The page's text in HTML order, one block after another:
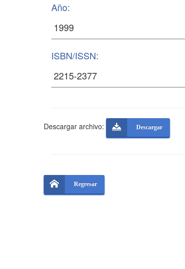
Año:
ISBN/ISSN:
Descargar archivo: Descargar
Regresar